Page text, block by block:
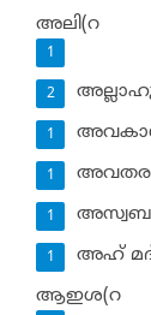
അലി(റ
1
2
1
1
അസ്വബ
1
അഹ് മദ്
1
ആഇശ(റ